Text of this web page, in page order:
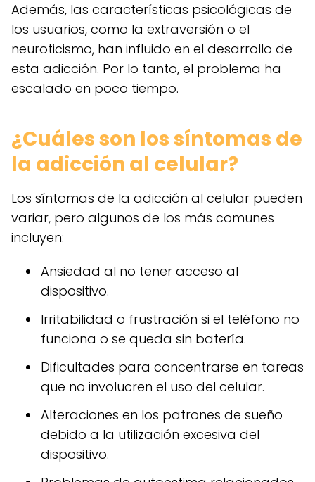
Además, las características psicológicas de
los usuarios, como la extraversión o el
neuroticismo, han influido en el desarrollo de
esta adicción. Por lo tanto, el problema ha
escalado en poco tiempo.
¿Cuáles son los síntomas de
la adicción al celular?
Los síntomas de la adicción al celular pueden
variar, pero algunos de los más comunes
incluyen:
Ansiedad al no tener acceso al
dispositivo.
Irritabilidad o frustración si el teléfono no
funciona o se queda sin batería.
Dificultades para concentrarse en tareas
que no involucren el uso del celular.
Alteraciones en los patrones de sueño
debido a la utilización excesiva del
dispositivo.